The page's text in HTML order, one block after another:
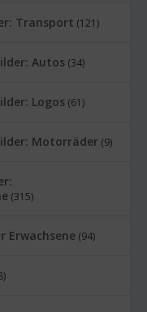
Transport (121)
Autos (34)
Logos (61)
Motorräder (9)
(315)
Erwachsene (94)